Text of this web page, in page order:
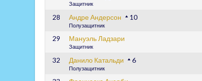
Защитник
28 Андре Андерсон 10
Полузащитник
29 Мануэль Ладзари
Защитник
32 Данило Катальди 6
Полузащитник